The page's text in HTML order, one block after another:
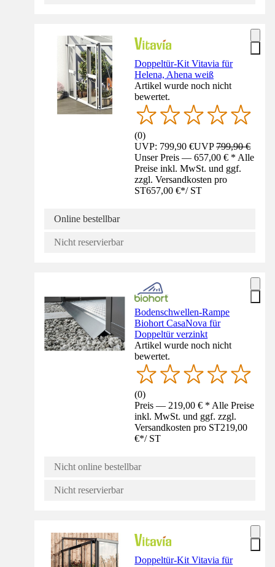
Doppeltür-Kit Vitavia für
Helena, Ahena weiß
Artikel wurde noch nicht
bewertet.
(0)
UVP: 799,90 €UVP799,90 €
Unser Preis — 657,00 € * Alle
Preise inkl. MwSt. und ggf.
zzgl. Versandkosten pro
ST657,00 €*/ ST
Online bestellbar
Nicht reservierbar
Bodenschwellen-Rampe
Biohort CasaNova für
Doppeltür verzinkt
Artikel wurde noch nicht
bewertet.
(0)
Preis — 219,00 € * Alle Preise
inkl. MwSt. und ggf. zzgl.
Versandkosten pro ST219,00
€*/ ST
Nicht online bestellbar
Nicht reservierbar
Doppeltür-Kit Vitavia für